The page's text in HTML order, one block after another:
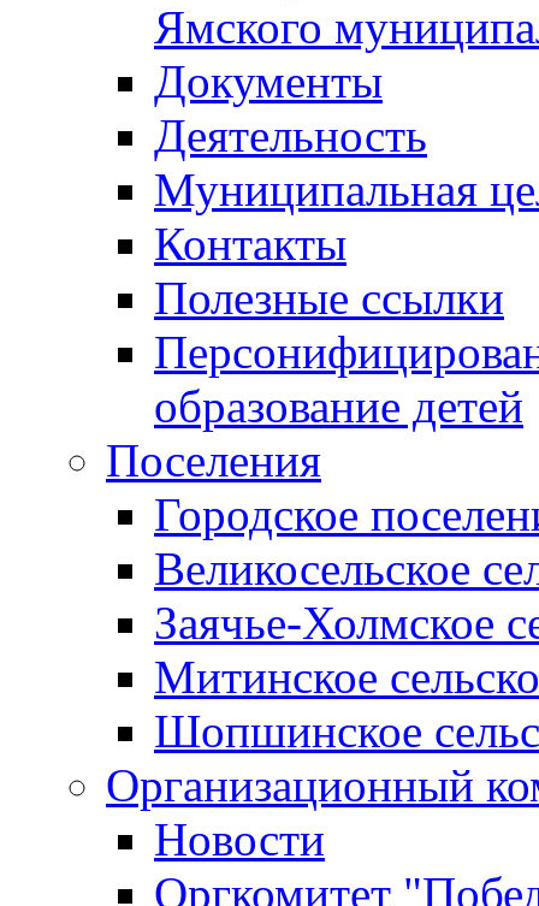
Ямского
Документы
Деятельность
Муниципальная
Контакты
Полезные ссылки
образование детей
Поселения
Городское
Великосельское
Заячье-Холмское
Митинское
Шопшинское
Организационный
Новости
Оргкомитет